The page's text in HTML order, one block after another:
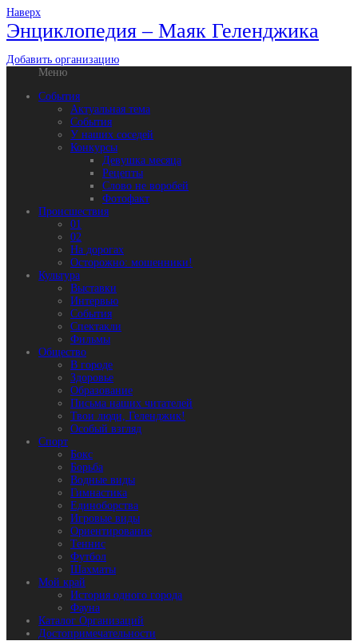
Наверх
Энциклопедия – Маяк Геленджика
Добавить организацию
Меню
События
Актуальная тема
События
У наших соседей
Конкурсы
Девушка месяца
Рецепты
Слово не воробей
Фотофакт
Происшествия
01
02
На дорогах
Осторожно: мошенники!
Культура
Выставки
Интервью
События
Спектакли
Фильмы
Общество
В городе
Здоровье
Образование
Письма наших читателей
Твои люди, Геленджик!
Особый взгляд
Спорт
Бокс
Борьба
Водные виды
Гимнастика
Единоборства
Игровые виды
Ориентирование
Теннис
Футбол
Шахматы
Мой край
История одного города
Фауна
Каталог Организаций
Достопримечательности